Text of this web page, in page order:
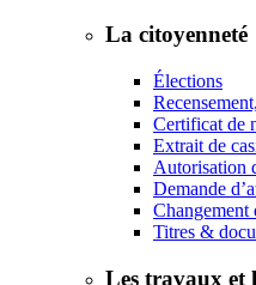
La citoyenneté
Élections
Certificat de
Extrait de
Autorisation
Demande
Changement
Titres &
Les travaux et